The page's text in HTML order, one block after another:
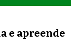
e apreende